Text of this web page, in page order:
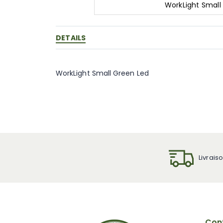
WorkLight Small
to
the
beginning
images
DETAILS
WorkLight Small Green Led